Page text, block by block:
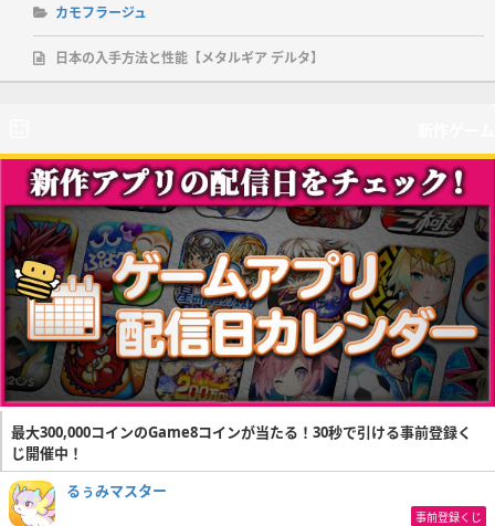
カモフラージュ
日本の入手方法と性能【メタルギア デルタ】
最大300,000コインのGame8コインが当たる！30秒で引ける事前登録く
じ開催中！
るぅみマスター
事前登録くじ